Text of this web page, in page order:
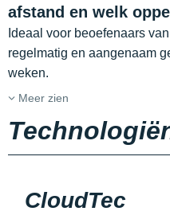
afstand en welk
Ideaal voor beoefenaars
regelmatig en aangenaam
weken.
Meer zien
CloudTec